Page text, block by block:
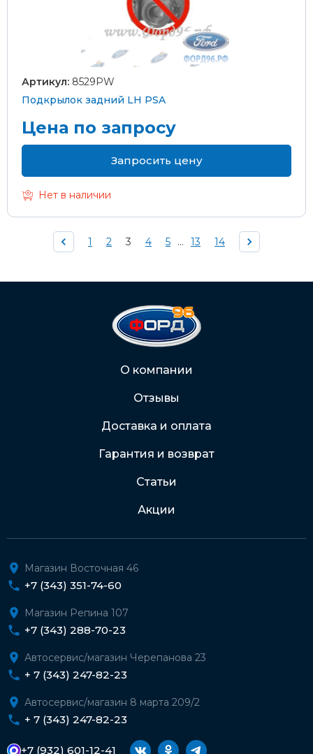
Артикул: 8529PW
Подкрылок задний LH PSA
Цена по запросу
Запросить цену
Нет в наличии
1 2 3 4 5 ... 13 14
О компании
Отзывы
Доставка и оплата
Гарантия и возврат
Статьи
Акции
Магазин Восточная 46
+7 (343) 351-74-60
Магазин Репина 107
+7 (343) 288-70-23
Автосервис/магазин Черепанова 23
+ 7 (343) 247-82-23
Автосервис/магазин 8 марта 209/2
+ 7 (343) 247-82-23
+7 (932) 601-12-41